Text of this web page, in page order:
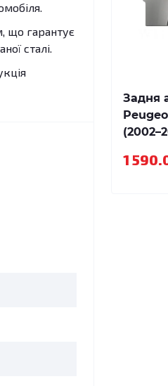
що гарантує
сталі.
Задня
1